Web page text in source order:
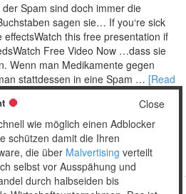
der Spam sind doch immer die
sagen sie… If you‘re sick
this free presentation if
Free Video Now …dass sie
Wenn man Medikamente gegen
stattdessen in eine Spam … [Read
,Click here, Gesundheit
Close
wie möglich einen Adblocker
schützen damit die Ihren
die über Malvertising verteilt
selbst vor Ausspähung und
durch halbseiden bis